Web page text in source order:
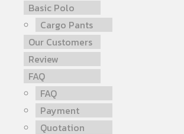
Basic Polo
Cargo Pants
Our Customers
Review
FAQ
FAQ
Payment
Quotation